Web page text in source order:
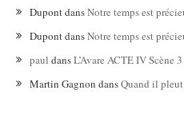
DupontdansNotre temps est
DupontdansNotre temps est
paul dansL’Avare ACTE IV Scène 3
Martin Gagnon dansQuand il